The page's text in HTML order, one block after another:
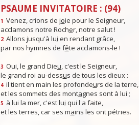
PSAUME INVITATOIRE : (94)
1 Venez, crions de joie pour le Seigneur,
acclamons notre Rocher, notre salut !
2 Allons jusqu'à lui en rendant grâce,
par nos hymnes de fête acclamons-le !
3 Oui, le grand Dieu, c'est le Seigneur,
le grand roi au-dessus de tous les dieux :
4 il tient en main les profondeurs de la terre,
et les sommets des montagnes sont à lui ;
5 à lui la mer, c'est lui qui l'a faite,
et les terres, car ses mains les ont pétries.